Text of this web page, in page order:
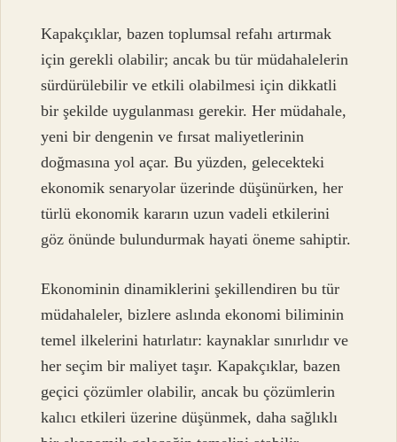
Kapakçıklar, bazen toplumsal refahı artırmak
için gerekli olabilir; ancak bu tür müdahalelerin
sürdürülebilir ve etkili olabilmesi için dikkatli
bir şekilde uygulanması gerekir. Her müdahale,
yeni bir dengenin ve fırsat maliyetlerinin
doğmasına yol açar. Bu yüzden, gelecekteki
ekonomik senaryolar üzerinde düşünürken, her
türlü ekonomik kararın uzun vadeli etkilerini
göz önünde bulundurmak hayati öneme sahiptir.
Ekonominin dinamiklerini şekillendiren bu tür
müdahaleler, bizlere aslında ekonomi biliminin
temel ilkelerini hatırlatır: kaynaklar sınırlıdır ve
her seçim bir maliyet taşır. Kapakçıklar, bazen
geçici çözümler olabilir, ancak bu çözümlerin
kalıcı etkileri üzerine düşünmek, daha sağlıklı